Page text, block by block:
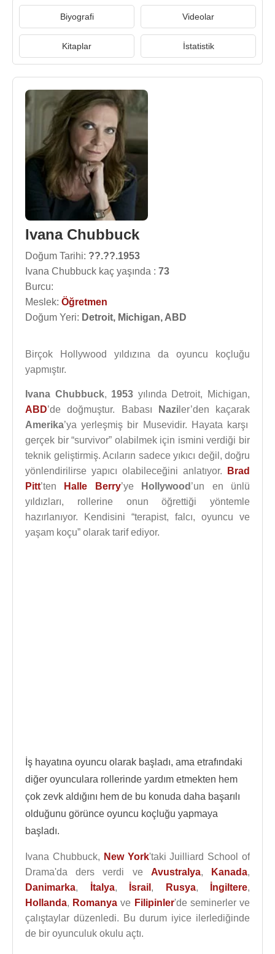
Biyografi Videolar
Kitaplar İstatistik
Ivana Chubbuck
Doğum Tarihi: ??.??.1953
Ivana Chubbuck kaç yaşında : 73
Burcu:
Meslek: Öğretmen
Doğum Yeri: Detroit, Michigan, ABD
Birçok Hollywood yıldızına da oyuncu koçluğu
yapmıştır.
Ivana Chubbuck, 1953 yılında Detroit, Michigan,
ABD’de doğmuştur. Babası Naziler’den kaçarak
Amerika’ya yerleşmiş bir Musevidir. Hayata karşı
gerçek bir “survivor” olabilmek için ismini verdiği bir
teknik geliştirmiş. Acıların sadece yıkıcı değil, doğru
yönlendirilirse yapıcı olabileceğini anlatıyor.
Brad
Pitt’ten Halle Berry’ye Hollywood ’un en ünlü
yıldızları, rollerine onun öğrettiği yöntemle
hazırlanıyor. Kendisini “terapist, falcı, oyuncu ve
yaşam koçu” olarak tarif ediyor.
İş hayatına oyuncu olarak başladı, ama etrafındaki
diğer oyunculara rollerinde yardım etmekten hem
çok zevk aldığını hem de bu konuda daha başarılı
olduğunu görünce oyuncu koçluğu yapmaya
başladı.
Ivana Chubbuck, New York'taki Juilliard School of
Drama'da ders verdi ve Avustralya, Kanada,
Danimarka, İtalya, İsrail , Rusya, İngiltere,
Hollanda, Romanya ve Filipinler'de seminerler ve
çalıştaylar düzenledi. Bu durum iyice ilerlediğinde
de bir oyunculuk okulu açtı.